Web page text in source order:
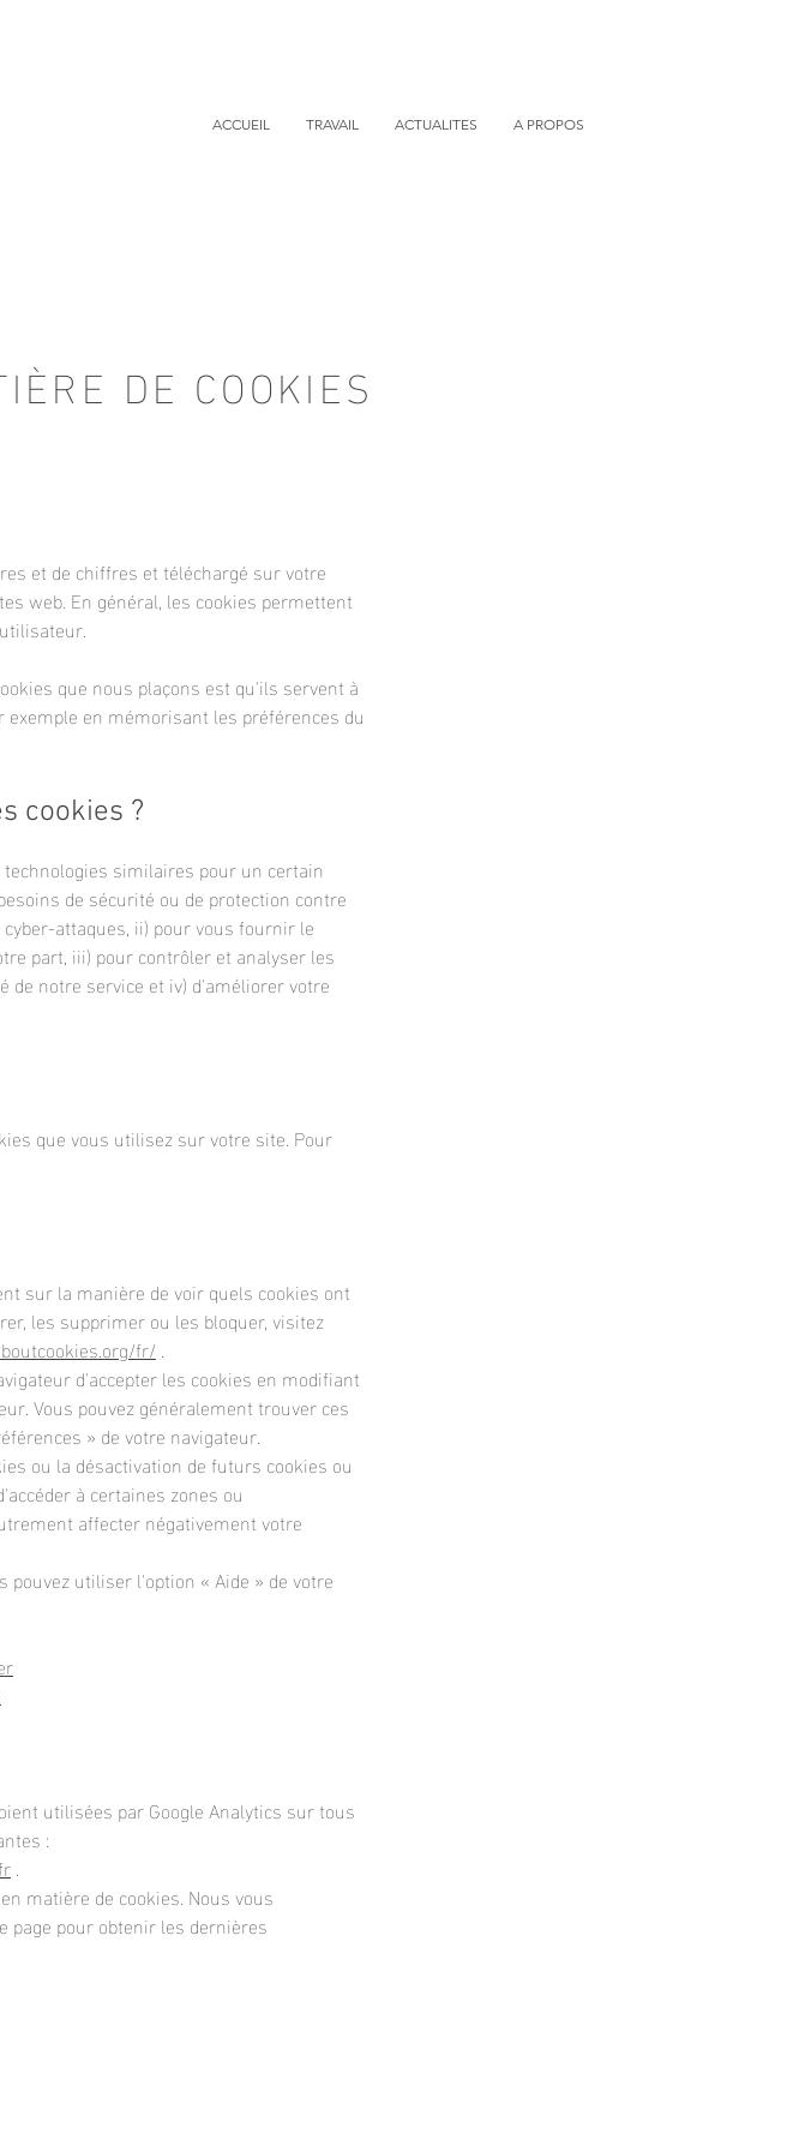
ACCUEIL TRAVAIL ACTUALITES A PROPOS
DE COOKIES
et de chiffres et téléchargé sur votre
web. En général, les cookies permettent
que nous plaçons est qu'ils servent à
en mémorisant les préférences du
cookies ?
similaires pour un certain
de sécurité ou de protection contre
attaques, ii) pour vous fournir le
part, iii) pour contrôler et analyser les
notre service et iv) d'améliorer votre
que vous utilisez sur votre site. Pour
sur la manière de voir quels cookies ont
les supprimer ou les bloquer, visitez
fr/ .
d'accepter les cookies en modifiant
Vous pouvez généralement trouver ces
» de votre navigateur.
ou la désactivation de futurs cookies ou
à certaines zones ou
affecter négativement votre
pouvez utiliser l'option «Aide » de votre
utilisées par Google Analytics sur tous
:
.
matière de cookies. Nous vous
pour obtenir les dernières